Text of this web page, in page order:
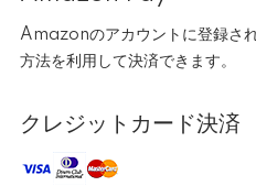
Amazonのアカウントに登録さ
方法を利用して決済できます。
クレジットカード決済